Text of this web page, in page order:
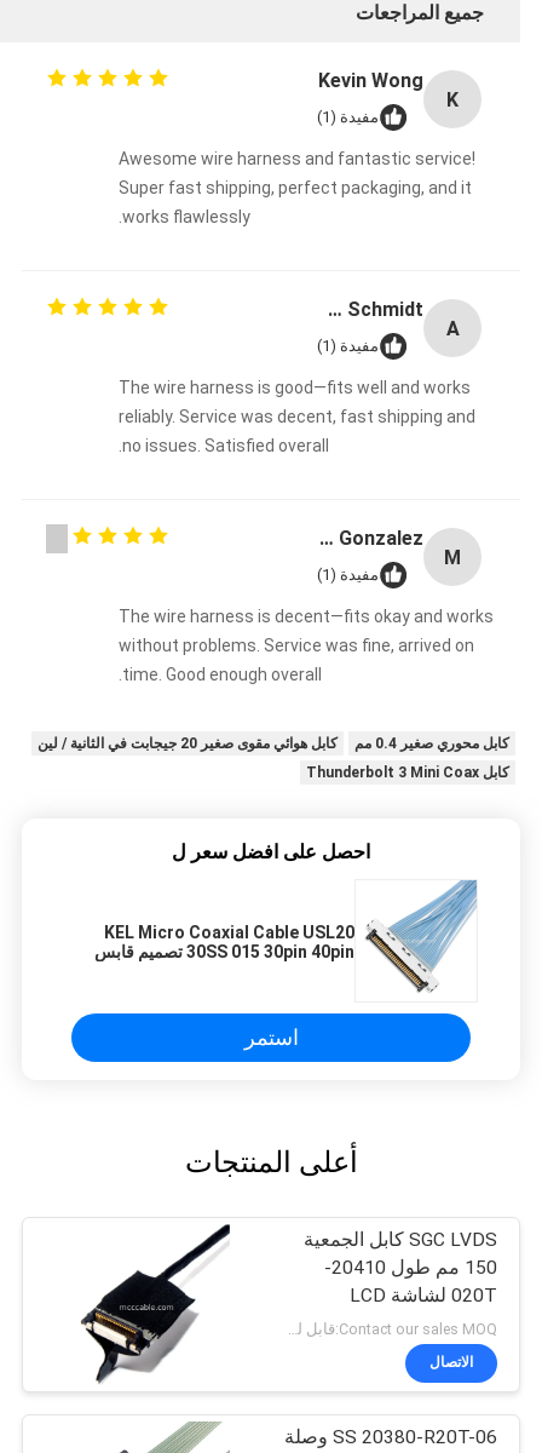
جميع المراجعات
K
Kevin Wong
مفيدة (1)
Awesome wire harness and fantastic service!
Super fast shipping, perfect packaging, and it
works flawlessly.
A
Anna Schmidt
مفيدة (1)
The wire harness is good—fits well and works
reliably. Service was decent, fast shipping and
no issues. Satisfied overall.
M
Maria Gonzalez
مفيدة (1)
The wire harness is decent—fits okay and works
without problems. Service was fine, arrived on
time. Good enough overall.
كابل محوري صغير 0.4 مم
كابل هوائي مقوى صغير 20 جيجابت في الثانية / لين
كابل Thunderbolt 3 Mini Coax
احصل على افضل سعر ل
KEL Micro Coaxial Cable USL20
30SS 015 30pin 40pin تصميم قابس
استمر
أعلى المنتجات
SGC LVDS كابل الجمعية
150 مم طول 20410-
020T لشاشة LCD
الاتصال
SS 20380-R20T-06 وصلة